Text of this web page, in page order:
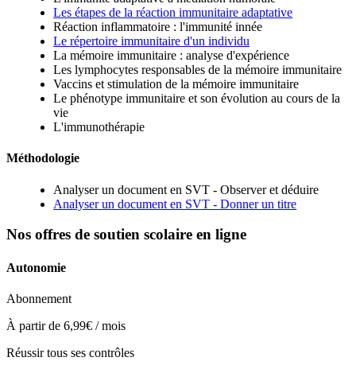
Les étapes de la réaction immunitaire adaptative
Réaction inflammatoire : l'immunité innée
Le répertoire immunitaire d'un individu
La mémoire immunitaire : analyse d'expérience
Les lymphocytes responsables de la mémoire immunitaire
Vaccins et stimulation de la mémoire immunitaire
Le phénotype immunitaire et son évolution au cours de la
vie
L'immunothérapie
Méthodologie
Analyser un document en SVT - Observer et déduire
Analyser un document en SVT - Donner un titre
Nos offres de soutien scolaire en ligne
Autonomie
Abonnement
À partir de 6,99€ / mois
Réussir tous ses contrôles